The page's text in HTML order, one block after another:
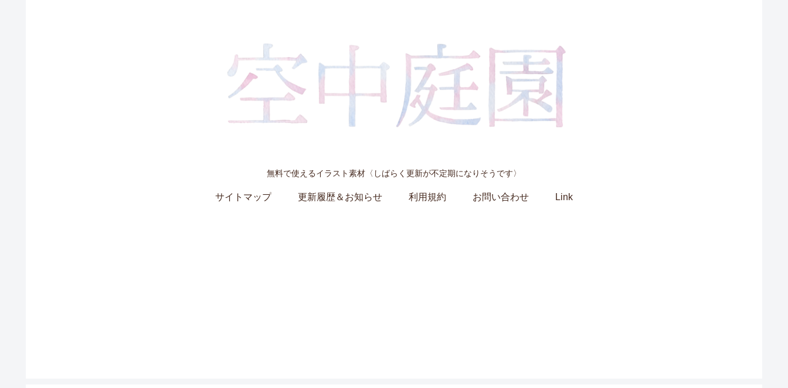
無料で使えるイラスト素材〈しばらく更新が不定期になりそうです〉
サイトマップ 更新履歴＆お知らせ 利用規約 お問い合わせ Link